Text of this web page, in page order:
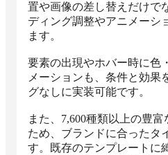
置や画像の差し替えだけで
ディング調整やアニメーシ
ます。
要素の出現やホバー時に色
メーションも、条件と効果
グなしに実装可能です。
また、7,600種類以上の豊
ため、ブランドに合ったタ
す。既存のテンプレートに